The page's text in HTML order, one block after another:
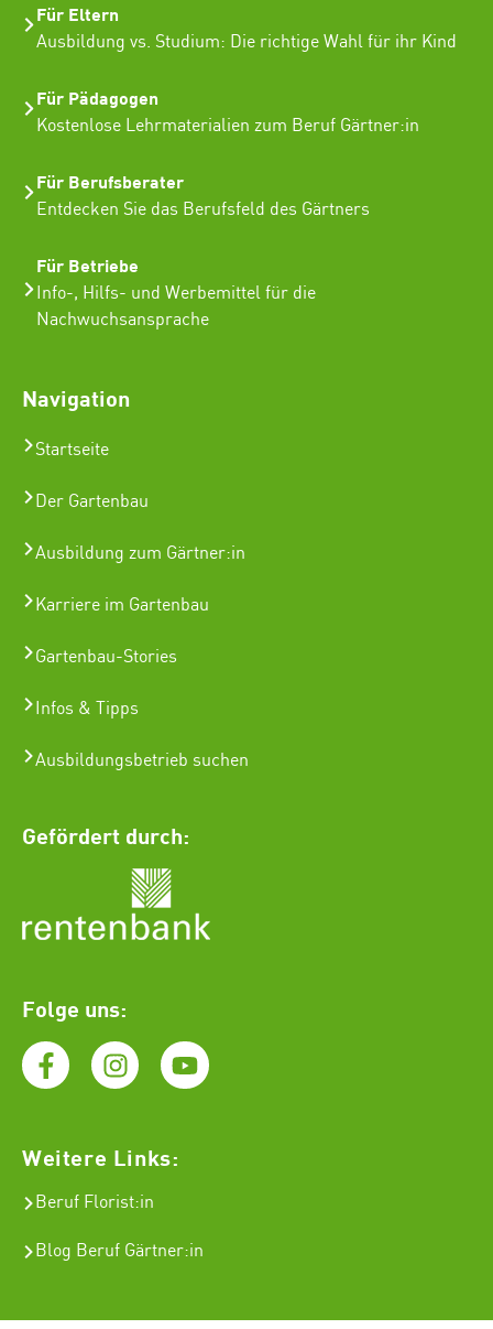
Für Eltern
Ausbildung vs. Studium: Die richtige Wahl für ihr Kind
Für Pädagogen
Kostenlose Lehrmaterialien zum Beruf Gärtner:in
Für Berufsberater
Entdecken Sie das Berufsfeld des Gärtners
Für Betriebe
Info-, Hilfs- und Werbemittel für die
Nachwuchsansprache
Navigation
Startseite
Der Gartenbau
Ausbildung zum Gärtner:in
Karriere im Gartenbau
Gartenbau-Stories
Infos & Tipps
Ausbildungsbetrieb suchen
Gefördert durch:
Folge uns:
Weitere Links:
Beruf Florist:in
Blog Beruf Gärtner:in